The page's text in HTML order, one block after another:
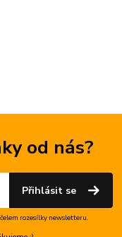
od nás?
Přihlásit se
rozesílky newsletteru.